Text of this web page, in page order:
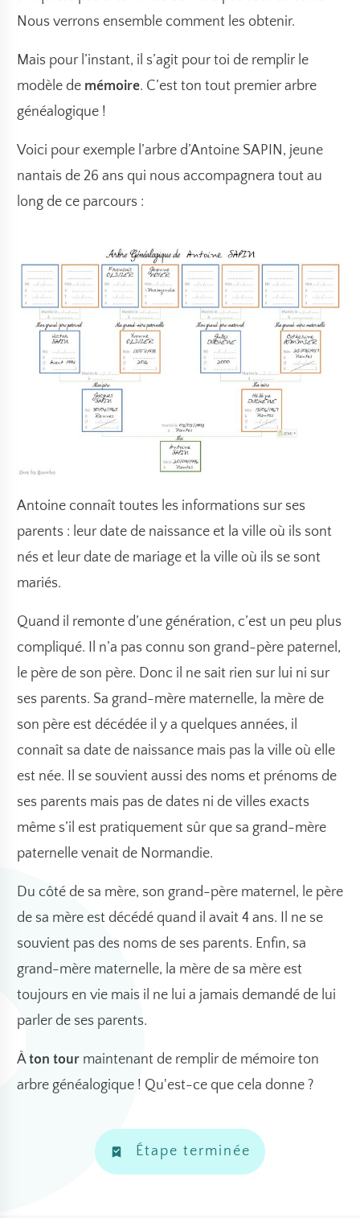
Nous verrons ensemble comment les obtenir.
Mais pour l’instant, il s’agit pour toi de remplir le
modèle de mémoire. C’est ton tout premier arbre
généalogique !
Voici pour exemple l’arbre d’Antoine SAPIN, jeune
nantais de 26 ans qui nous accompagnera tout au
long de ce parcours :
Antoine connaît toutes les informations sur ses
parents : leur date de naissance et la ville où ils sont
nés et leur date de mariage et la ville où ils se sont
mariés.
Quand il remonte d’une génération, c’est un peu plus
compliqué. Il n’a pas connu son grand-père paternel,
le père de son père. Donc il ne sait rien sur lui ni sur
ses parents. Sa grand-mère maternelle, la mère de
son père est décédée il y a quelques années, il
connaît sa date de naissance mais pas la ville où elle
est née. Il se souvient aussi des noms et prénoms de
ses parents mais pas de dates ni de villes exacts
même s’il est pratiquement sûr que sa grand-mère
paternelle venait de Normandie.
Du côté de sa mère, son grand-père maternel, le père
de sa mère est décédé quand il avait 4 ans. Il ne se
souvient pas des noms de ses parents. Enfin, sa
grand-mère maternelle, la mère de sa mère est
toujours en vie mais il ne lui a jamais demandé de lui
parler de ses parents.
Àton tour maintenant de remplir de mémoire ton
arbre généalogique ! Qu'est-ce que cela donne ?
Étape terminée